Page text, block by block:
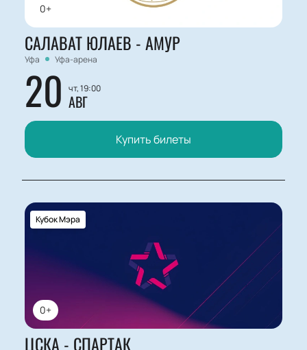
0+
САЛАВАТ ЮЛАЕВ - АМУР
Уфа Уфа-арена
20 чт, 19:00
АВГ
Купить билеты
0+
Кубок Мэра
ЦСКА - СПАРТАК